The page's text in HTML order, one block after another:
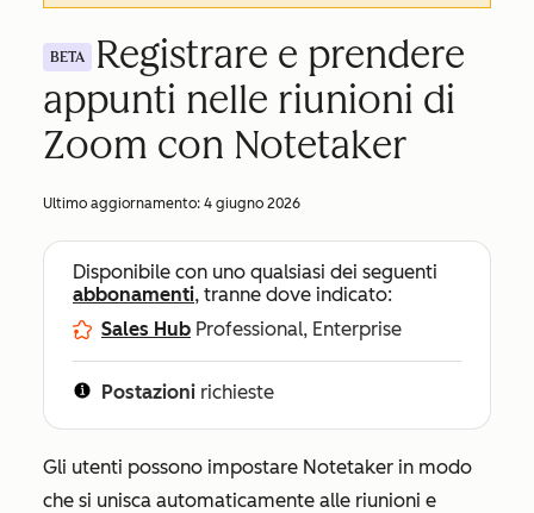
BETA
Registrare e prendere
appunti nelle riunioni di
Zoom con Notetaker
Ultimo aggiornamento: 4 giugno 2026
Disponibile con uno qualsiasi dei seguenti
abbonamenti, tranne dove indicato:
Sales Hub Professional, Enterprise
Postazioni richieste
Gli utenti possono impostare Notetaker in modo
che si unisca automaticamente alle riunioni e